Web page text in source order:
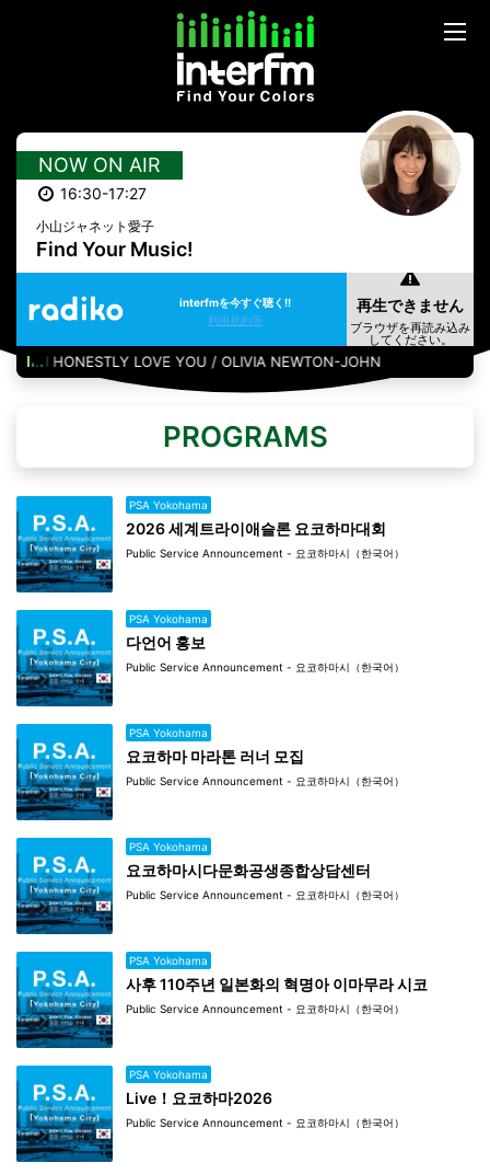
NOW ON AIR
16:30-17:27
小山ジャネット愛子
Find Your Music!
interfmを今すぐ聴く!!
利用規約等
I HONESTLY LOVE YOU / OLIVIA NEWTON-JOHN
PROGRAMS
PSA Yokohama
2026 세계트라이애슬론 요코하마대회
Public Service Announcement - 요코하마시（한국어）
PSA Yokohama
다언어 홍보
Public Service Announcement - 요코하마시（한국어）
PSA Yokohama
요코하마 마라톤 러너 모집
Public Service Announcement - 요코하마시（한국어）
PSA Yokohama
요코하마시다문화공생종합상담센터
Public Service Announcement - 요코하마시（한국어）
PSA Yokohama
사후 110주년 일본화의 혁명아 이마무라 시코
Public Service Announcement - 요코하마시（한국어）
PSA Yokohama
Live！요코하마2026
Public Service Announcement - 요코하마시（한국어）